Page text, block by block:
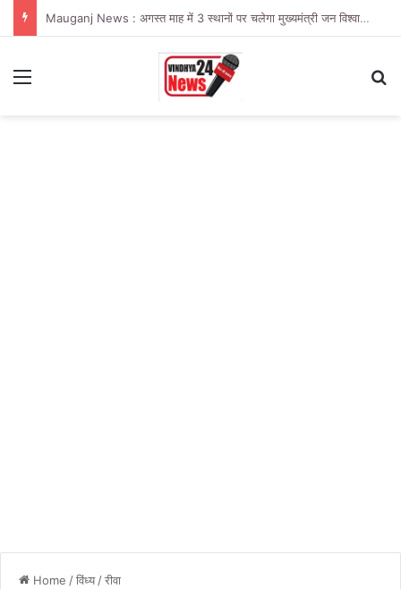
Mauganj News : अगस्त माह में 3 स्थानों पर चलेगा मुख्यमंत्री जन विश्वास अभियान
Menu
Home /विंध्य /रीवा